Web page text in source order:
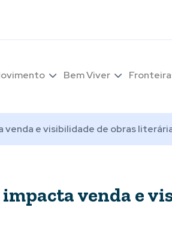
Bem Viver
venda e visibilidade de obras
impacta venda e